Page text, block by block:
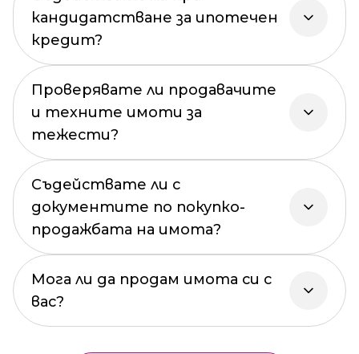
кандидатстване за ипотечен
кредит?
Проверявате ли продавачите
и техните имоти за
тежести?
Съдействате ли с
документите по покупко-
продажбата на имота?
Мога ли да продам имота си с
вас?